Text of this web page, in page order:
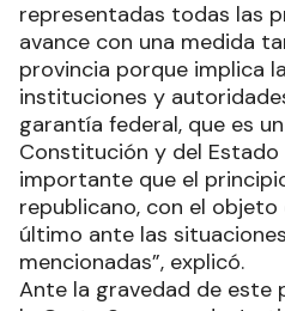
representadas todas las
avance con una medida
provincia porque implica
instituciones y
garantía federal, que es
Constitución y del
importante que el
republicano, con el
último ante las
mencionadas”, explicó.
Ante la gravedad de este